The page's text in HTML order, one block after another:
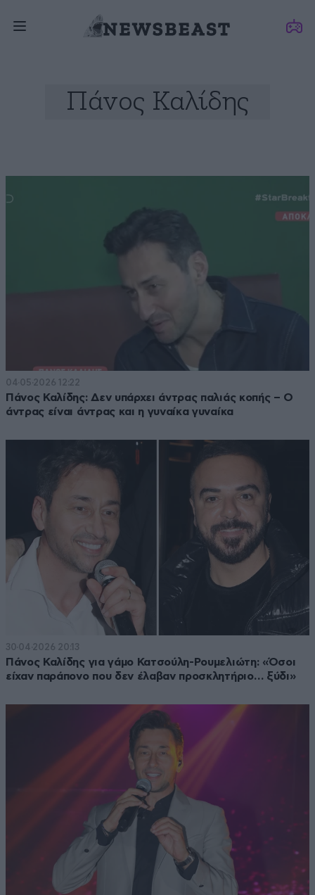
Πάνος Καλίδης
04·05·2026 12:22
Πάνος Καλίδης: Δεν υπάρχει άντρας παλιάς κοπής – Ο
άντρας είναι άντρας και η γυναίκα γυναίκα
30·04·2026 20:13
Πάνος Καλίδης για γάμο Κατσούλη-Ρουμελιώτη: «Όσοι
είχαν παράπονο που δεν έλαβαν προσκλητήριο… ξύδι»